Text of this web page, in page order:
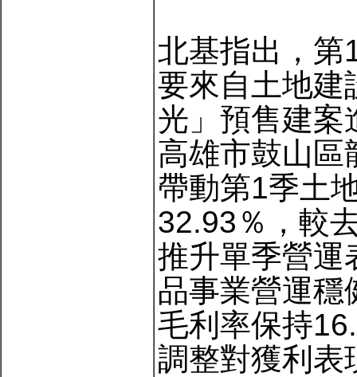
北基指出，第
要來自土地建
光」預售建案
高雄市鼓山區
帶動第1季土
32.93％，較
推升單季營運
品事業營運穩
毛利率保持
調整對獲利表